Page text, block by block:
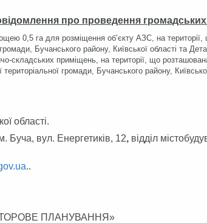
про проведення
0,5 га для розміщення об’єкту АЗС, на
Бучанського району, Київської області та
складських приміщень, на території, що
територіальної громади, Бучанського району,
області.
Буча, вул. Енергетиків, 12, відділ
..
ПЛАНУВАННЯ»